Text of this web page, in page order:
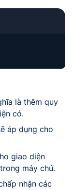
là thêm quy
có.
áp dụng cho
giao diện
máy chủ.
nhận các